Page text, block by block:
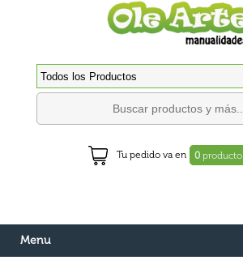
Tu pedido va en 0 producto
Menu